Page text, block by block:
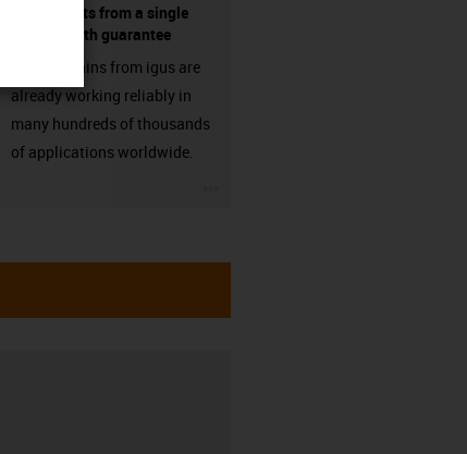
components from a single
source - with guarantee
Energy chains from igus are
already working reliably in
many hundreds of thousands
of applications worldwide.